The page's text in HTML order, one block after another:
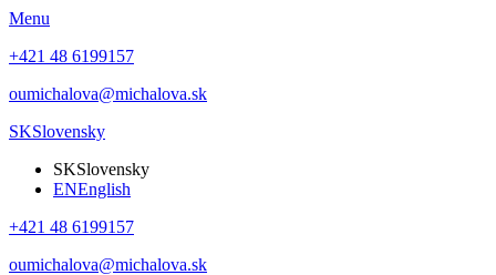
Menu
+421 48 6199157
oumichalova@michalova.sk
SKSlovensky
SKSlovensky
ENEnglish
+421 48 6199157
oumichalova@michalova.sk